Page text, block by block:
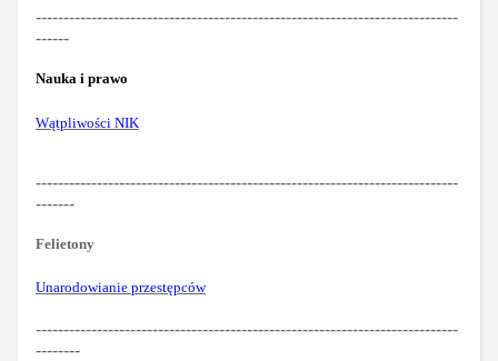
----------------------------------------------------------------------------
------
Nauka i prawo
Wątpliwości NIK
----------------------------------------------------------------------------
-------
Felietony
Unarodowianie przestępców
----------------------------------------------------------------------------
--------